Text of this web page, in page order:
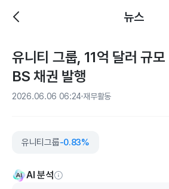
뉴스
유니티 그룹, 11억 달러 규
BS 채권 발행
2026.06.06 06:24 재무활동
유니티그룹-0.83%
AI 분석